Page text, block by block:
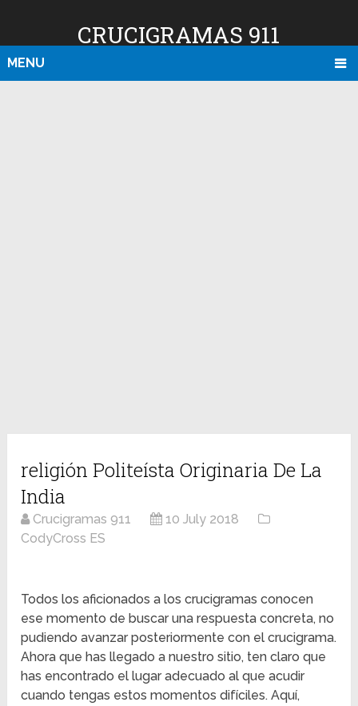
CRUCIGRAMAS 911
MENU
religión Politeísta Originaria De La
India
Crucigramas 911
10 July 2018
CodyCross ES
Todos los aficionados a los crucigramas conocen
ese momento de buscar una respuesta concreta, no
pudiendo avanzar posteriormente con el crucigrama.
Ahora que has llegado a nuestro sitio, ten claro que
has encontrado el lugar adecuado al que acudir
cuando tengas estos momentos difíciles. Aquí,